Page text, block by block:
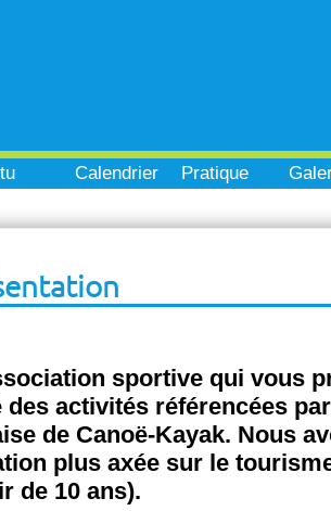
Calendrier Pratique
sportive qui vous
des activités référencées
de Canoë-Kayak. Nous
plus axée sur le
de 10 ans).